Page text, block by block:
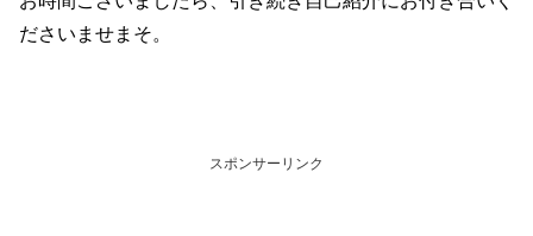
ださいませまそ。
スポンサーリンク